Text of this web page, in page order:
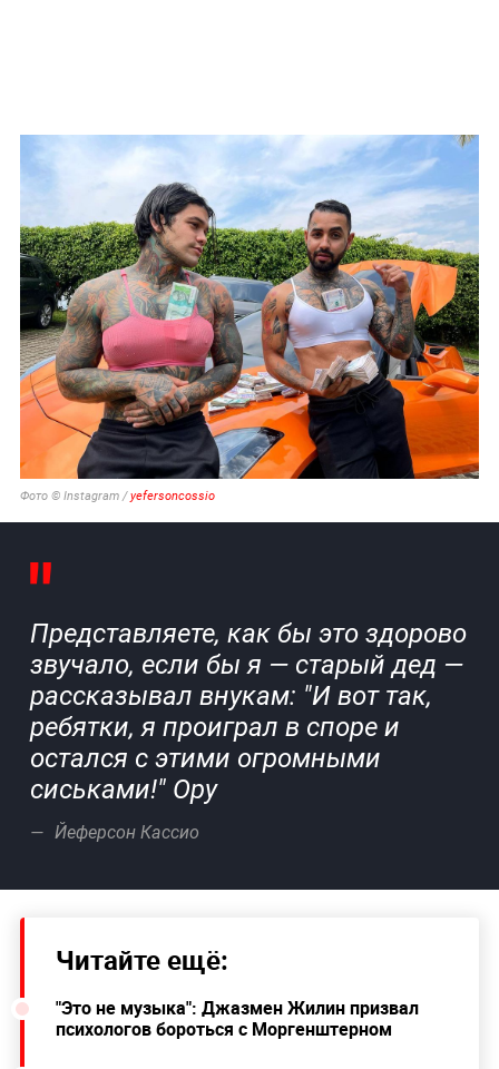
Фото © Instagram /yefersoncossio
Представляете, как бы это здорово
звучало, если бы я — старый дед —
рассказывал внукам: "И вот так,
ребятки, я проиграл в споре и
остался с этими огромными
сиськами!" Ору
Йеферсон Кассио
Читайте ещё:
"Это не музыка": Джазмен Жилин призвал
психологов бороться с Моргенштерном